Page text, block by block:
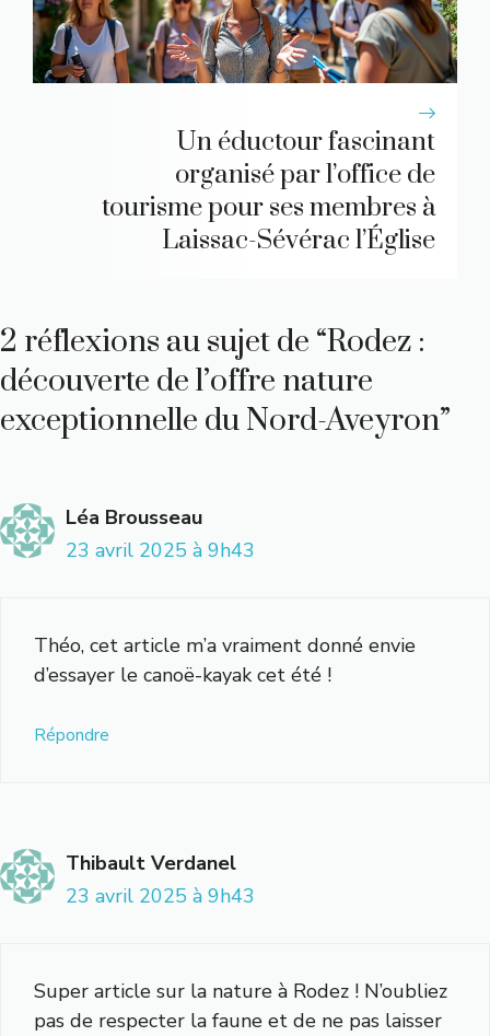
Un éductour fascinant
organisé par l’office de
tourisme pour ses membres à
Laissac-Sévérac l’Église
2 réflexions au sujet de “Rodez :
découverte de l’offre nature
exceptionnelle du Nord-Aveyron”
Léa Brousseau
23 avril 2025 à 9h43
Théo, cet article m’a vraiment donné envie
d’essayer le canoë-kayak cet été !
Répondre
Thibault Verdanel
23 avril 2025 à 9h43
Super article sur la nature à Rodez ! N’oubliez
pas de respecter la faune et de ne pas laisser